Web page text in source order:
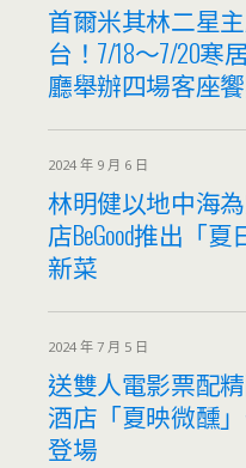
首爾米其林二星主
台！7/18～7/20寒
廳舉辦四場客座
2024 年 9 月 6 日
林明健以地中海
店BeGood推出「
新菜
2024 年 7 月 5 日
送雙人電影票配
酒店「夏映微醺
登場